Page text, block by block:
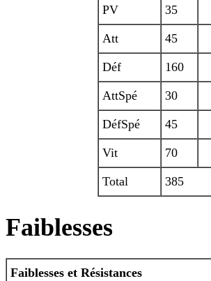
PV 35
Att 45
Déf 160
AttSpé 30
DéfSpé 45
Vit 70
Total 385
Faiblesses
Faiblesses et Résistances